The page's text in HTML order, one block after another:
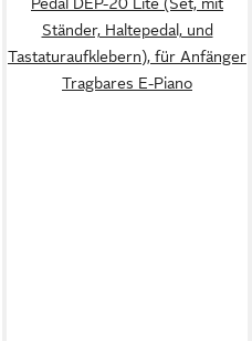
Ständer, Haltepedal, und
Tastaturaufklebern), für Anfänger
Tragbares E-Piano